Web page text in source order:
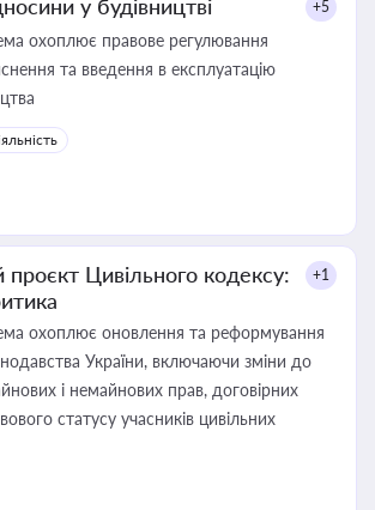
у будівництві +5
охоплює правове регулювання
та введення в експлуатацію
проєкт Цивільного кодексу:
+1
охоплює оновлення та реформування
України, включаючи зміни до
і немайнових прав, договірних
статусу учасників цивільних